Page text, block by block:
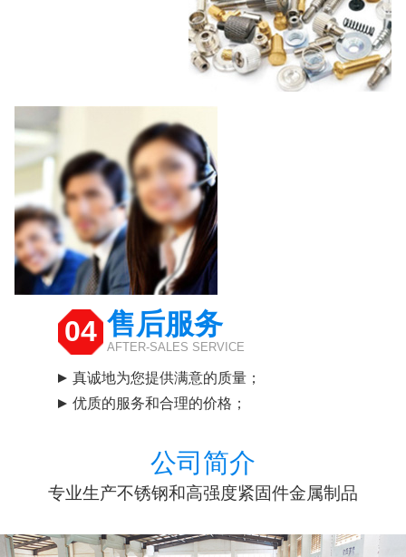
04 售后服务
AFTER-SALES SERVICE
真诚地为您提供满意的质量；
优质的服务和合理的价格；
公司简介
专业生产不锈钢和高强度紧固件金属制品